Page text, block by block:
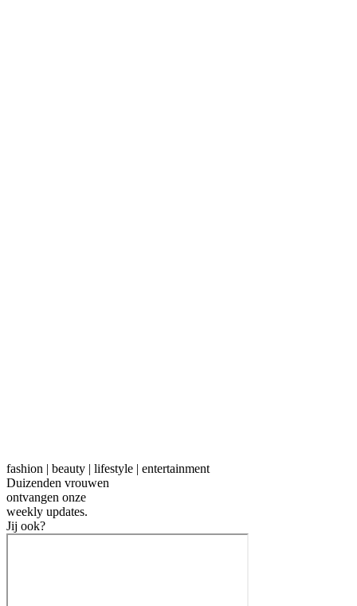
fashion | beauty | lifestyle | entertainment
Duizenden vrouwen
ontvangen onze
weekly updates.
Jij ook?